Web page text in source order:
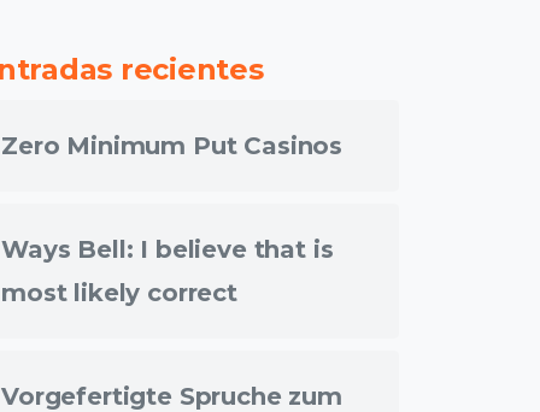
recientes
Zero Minimum Put Casinos
Ways Bell: I believe that is
most likely correct
Vorgefertigte Spruche zum